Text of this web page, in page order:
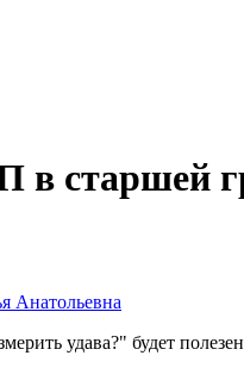
старшей
Анатольевна
удава?" будет полезен